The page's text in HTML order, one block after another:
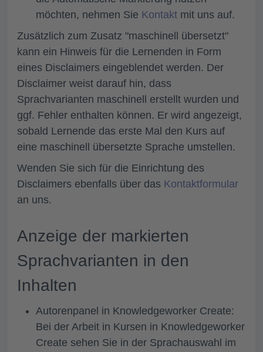
möchten, nehmen Sie Kontakt mit uns auf.
Zusätzlich zum Zusatz "maschinell übersetzt"
kann ein Hinweis für die Lernenden in Form
eines Disclaimers eingeblendet werden. Der
Disclaimer weist darauf hin, dass
Sprachvarianten maschinell erstellt wurden und
ggf. Fehler enthalten können. Er wird angezeigt,
sobald Lernende das erste Mal den Kurs auf
eine maschinell übersetzte Sprache umstellen.
Wenden Sie sich für die Einrichtung des
Disclaimers ebenfalls über das Kontaktformular
an uns.
Anzeige der markierten
Sprachvarianten in den
Inhalten
Autorenpanel in Knowledgeworker Create:
Bei der Arbeit in Kursen in Knowledgeworker
Create sehen Sie in der Sprachauswahl im